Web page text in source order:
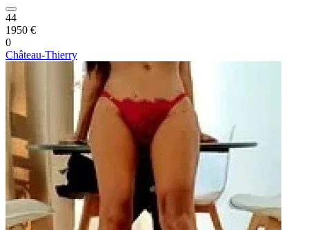
44
1950 €
0
Château-Thierry